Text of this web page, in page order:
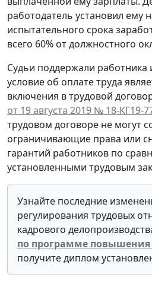
работодатель установил ему
испытательного срока
всего 60% от должностного
Судьи поддержали
условие об оплате труда
включения в трудовой
от 19 августа 2019 № 18-КГ19-
трудовом договоре не могут
ограничивающие права или
гарантий работников по
установленными трудовым
Узнайте последние
регулирования трудовых
кадрового
по программе
получите диплом